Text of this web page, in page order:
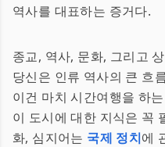
역사를 대표하는 증거다.
종교, 역사, 문화, 그리고
당신은 인류 역사의 큰 흐
이건 마치 시간여행을 하
이 도시에 대한 지식은 꼭
화, 심지어는 국제 정치에